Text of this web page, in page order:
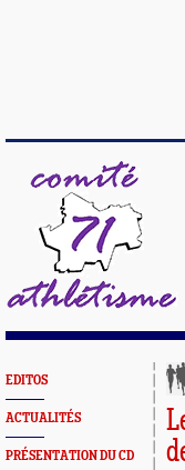
EDITOS
ACTUALITÉS
PRÉSENTATION DU CD